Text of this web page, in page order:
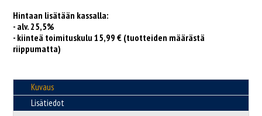
Hintaan lisätään kassalla:
- alv. 25,5%
- kiinteä toimituskulu 15,99 € (tuotteiden määrästä
riippumatta)
Kuvaus
Lisätiedot